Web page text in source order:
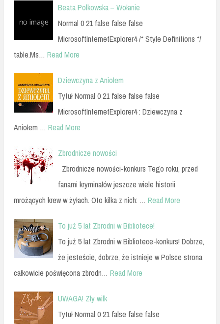
Beata Polkowska – Wołanie
Normal 0 21 false false false
MicrosoftInternetExplorer4 /* Style Definitions */
table.Ms… Read More
Dziewczyna z Aniołem
Tytuł Normal 0 21 false false false
MicrosoftInternetExplorer4 : Dziewczyna z
Aniołem … Read More
Zbrodnicze nowości
Zbrodnicze nowości-konkurs Tego roku, przed
fanami kryminałów jeszcze wiele historii
mrożących krew w żyłach. Oto kilka z nich: … Read More
To już 5 lat Zbrodni w Bibliotece!
To już 5 lat Zbrodni w Bibliotece-konkurs! Dobrze,
że jesteście, dobrze, że istnieje w Polsce strona
całkowicie poświęcona zbrodn… Read More
UWAGA! Zły wilk
Tytuł Normal 0 21 false false false